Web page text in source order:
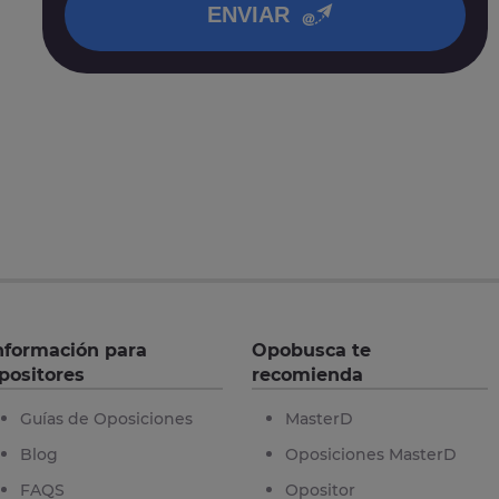
ENVIAR
para
Guías de Oposiciones
Blog
FAQS
Opobusca te
recomienda
MasterD
Oposiciones MasterD
Opositor